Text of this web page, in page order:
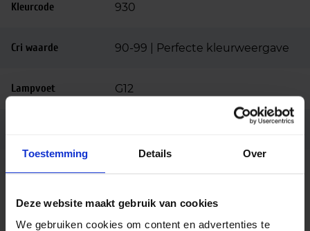
Toestemming Details Over
Deze website maakt gebruik van cookies
We gebruiken cookies om content en advertenties te
Kleurcode 930
Cri waarde 90-99 | Perfecte kleurweergave
Lampvoet G12
Code